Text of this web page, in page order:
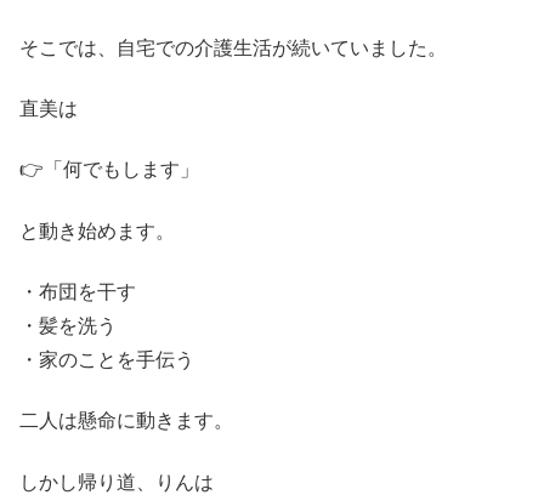
そこでは、自宅での介護生活が続いていました。
直美は
👉「何でもします」
と動き始めます。
・布団を干す
・髪を洗う
・家のことを手伝う
二人は懸命に動きます。
しかし帰り道、りんは